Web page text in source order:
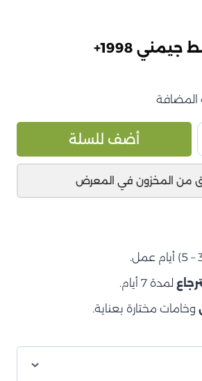
1998+
المضافة
أضف للسلة
من المخزون في المعرض
لمدة 7 أيام.
وخامات مختارة بعناية.